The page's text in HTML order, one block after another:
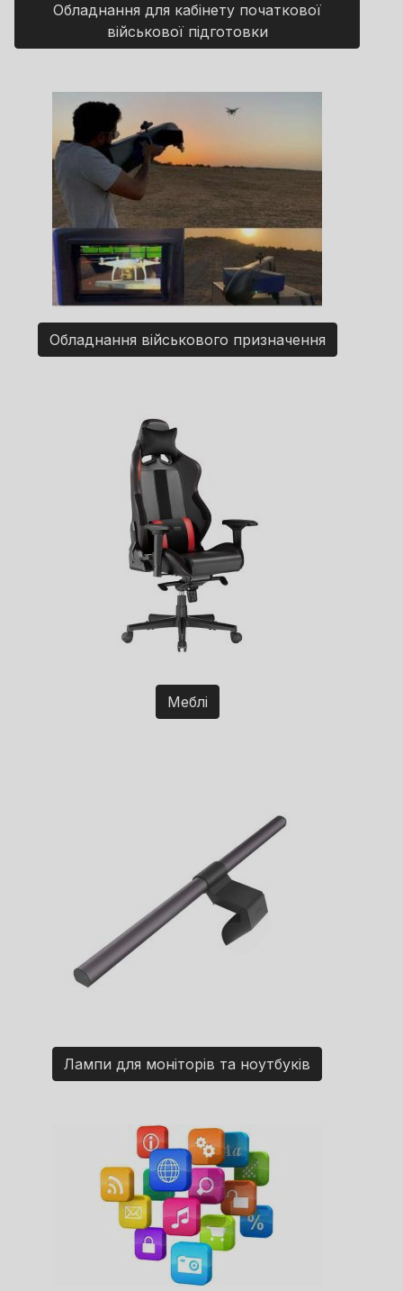
Обладнання для кабінету початкової
військової підготовки
Обладнання військового призначення
Меблі
Лампи для моніторів та ноутбуків